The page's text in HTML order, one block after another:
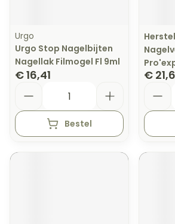
Urgo
Urgo Stop Nagelbijten
Nagellak Filmogel Fl 9ml
€ 16,41
Bestel
€